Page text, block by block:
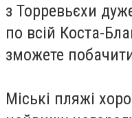
з Торревьєхи
по всій Коста-
зможете
Міські пляжі